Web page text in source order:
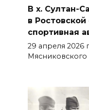
В х. Султан-
в
спортивная
29 апреля 2026
Мясниковского